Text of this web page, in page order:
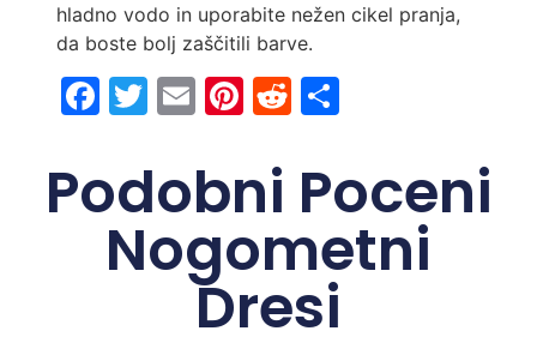
hladno vodo in uporabite nežen cikel pranja,
da boste bolj zaščitili barve.
Facebook
Twitter
EmailPinterest
Reddit
Share
Podobni Poceni
Nogometni
Dresi